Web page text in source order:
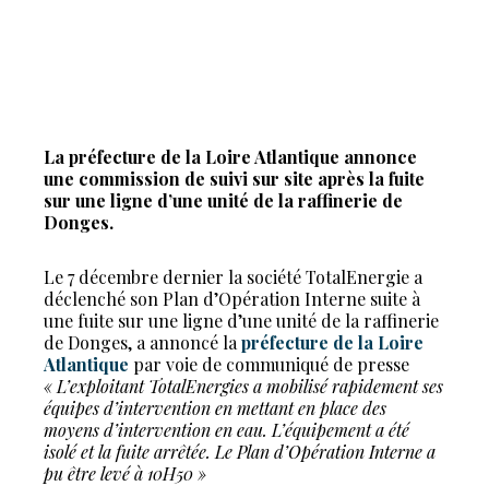
La préfecture de la Loire Atlantique annonce
une commission de suivi sur site après la fuite
sur une ligne d’une unité de la raffinerie de
Donges.
Le 7 décembre dernier la société TotalEnergie a
déclenché son Plan d’Opération Interne suite à
une fuite sur une ligne d’une unité de la raffinerie
de Donges, a annoncé la préfecture de la Loire
Atlantique par voie de communiqué de presse
« L’exploitant TotalEnergies a mobilisé rapidement ses
équipes d’intervention en mettant en place des
moyens d’intervention en eau. L’équipement a été
isolé et la fuite arrêtée. Le Plan d’Opération Interne a
pu être levé à 10H50 »